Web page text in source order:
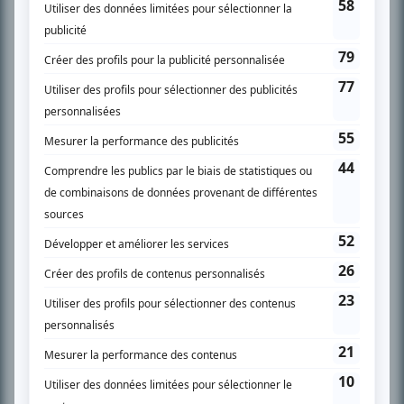
SUR LE RÉSEAU BIZZ MÉDIA
PLAN DU SITE
Accueil
Liste des oeuvres
Recherche avancée
À propos
Nous contacter
Termes et conditions
Politique de confidentialité
Gestion du consentement